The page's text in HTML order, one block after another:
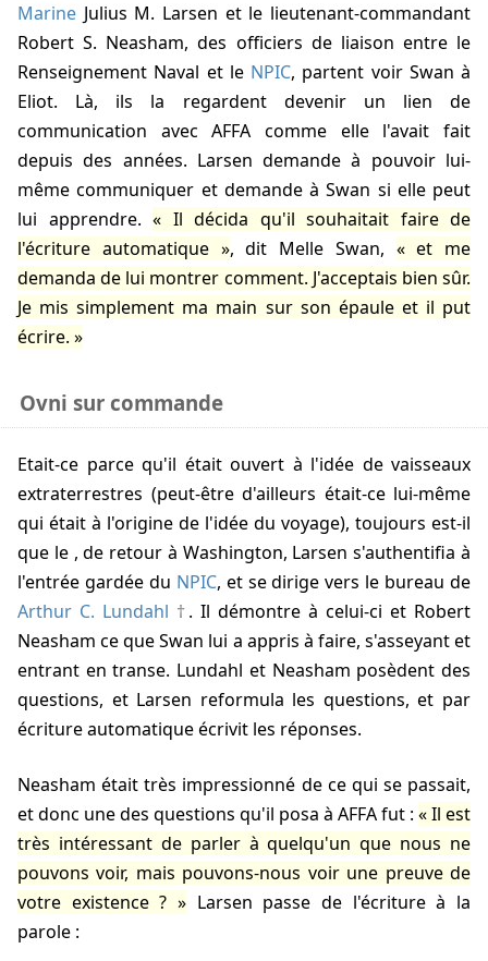
Marine Julius M. Larsen et le lieutenant-commandant
Robert S. Neasham, des officiers de liaison entre le
Renseignement Naval et le NPIC, partent voir Swan à
Eliot. Là, ils la regardent devenir un lien de
communication avec AFFA comme elle l'avait fait
depuis des années. Larsen demande à pouvoir lui-
même communiquer et demande à Swan si elle peut
lui apprendre.
Il décida qu'il souhaitait faire de
l'écriture automatique
, dit Melle Swan,
et me
demanda de lui montrer comment. J'acceptais bien sûr.
Je mis simplement ma main sur son épaule et il put
écrire.
Ovni sur commande
Etait-ce parce qu'il était ouvert à l'idée de vaisseaux
extraterrestres (peut-être d'ailleurs était-ce lui-même
qui était à l'origine de l'idée du voyage), toujours est-il
que le , de retour à Washington, Larsen s'authentifia à
l'entrée gardée du NPIC, et se dirige vers le bureau de
Arthur C. Lundahl
. Il démontre à celui-ci et Robert
Neasham ce que Swan lui a appris à faire, s'asseyant et
entrant en transe. Lundahl et Neasham posèdent des
questions, et Larsen reformula les questions, et par
écriture automatique écrivit les réponses.
Neasham était très impressionné de ce qui se passait,
et donc une des questions qu'il posa à AFFA fut :
Il est
très intéressant de parler à quelqu'un que nous ne
pouvons voir, mais pouvons-nous voir une preuve de
votre existence ?
Larsen passe de l'écriture à la
parole :